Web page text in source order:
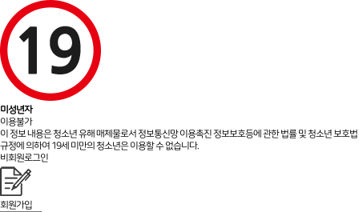
미성년자
이용불가
이 정보 내용은 청소년 유해 매체물로서 정보통신망 이용촉진 정보보호등에 관한 법률 및 청소년 보호법
규정에 의하여 19세 미만의 청소년은 이용할 수 없습니다.
비회원로그인
회원가입